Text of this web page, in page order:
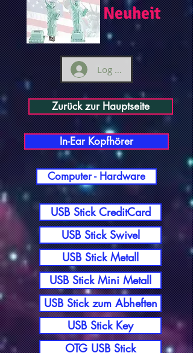
Neuheit
Log ind
Zurück zur Hauptseite
In-Ear Kopfhörer
Computer - Hardware
USB Stick CreditCard
USB Stick Swivel
USB Stick Metall
USB Stick Mini Metall
USB Stick zum Abheften
USB Stick Key
OTG USB Stick